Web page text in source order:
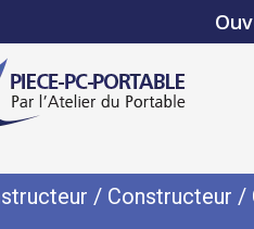
/ Constructeur /